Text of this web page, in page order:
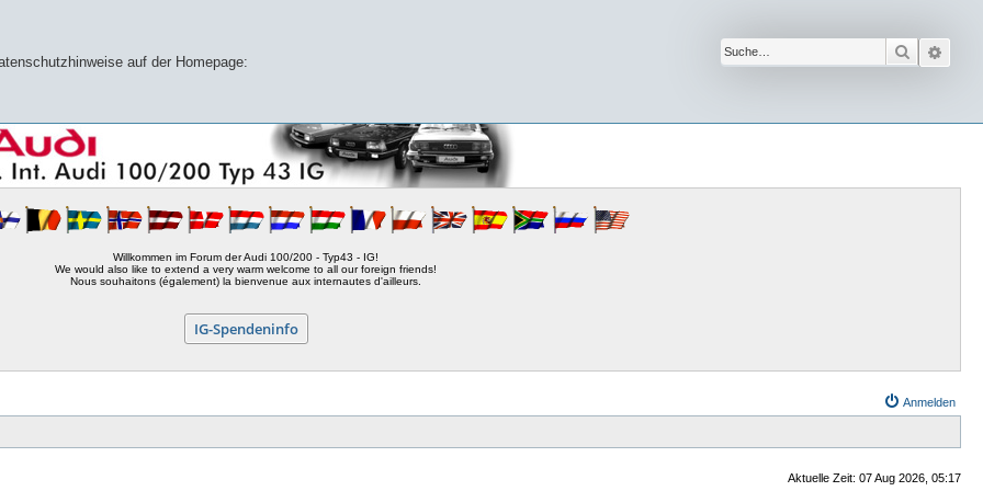
auf der Homepage:
Suche
Willkommen im Forum der Audi 100/200 - Typ43 - IG!
We would also like to extend a very warm welcome to all our foreign friends!
Nous souhaitons (également) la bienvenue aux internautes d'ailleurs.
IG-Spendeninfo
Anmelden
Aktuelle Zeit: 07 Aug 2026, 05:17